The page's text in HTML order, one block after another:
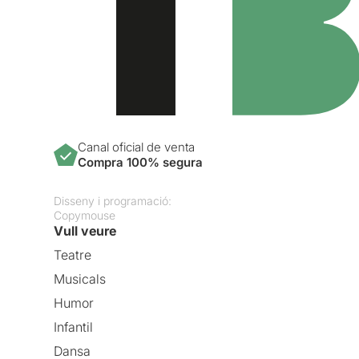
Canal oficial de venta
Compra 100% segura
Disseny i programació:
Copymouse
Vull veure
Teatre
Musicals
Humor
Infantil
Dansa